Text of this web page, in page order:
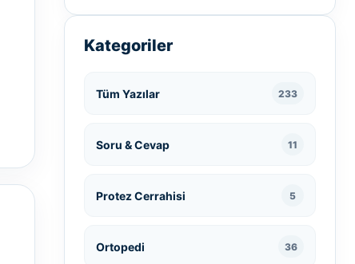
Kategoriler
Tüm Yazılar 233
Soru & Cevap 11
Protez Cerrahisi 5
Ortopedi 36